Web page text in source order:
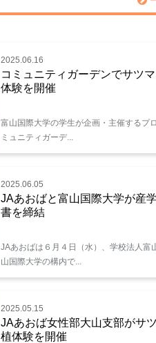
2025.06.16
コミュニティガーデンでサツ
体験を開催
富山国際大学の学生が企画・主催するプ
ミュニティガーデ...
2025.06.05
JAあおばと富山国際大学が産
書を締結
JAあおばは６月４日（水）、学校法人富
山国際大学の構内で...
2025.05.15
JAあおば女性部大山支部がサ
植体験を開催